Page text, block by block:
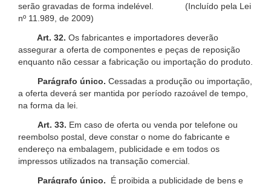
serão gravadas de forma indelével. (Incluído pela Lei
nº 11.989, de 2009)
Art. 32. Os fabricantes e importadores deverão
assegurar a oferta de componentes e peças de reposição
enquanto não cessar a fabricação ou importação do produto.
Parágrafo único. Cessadas a produção ou importação,
a oferta deverá ser mantida por período razoável de tempo,
na forma da lei.
Art. 33. Em caso de oferta ou venda por telefone ou
reembolso postal, deve constar o nome do fabricante e
endereço na embalagem, publicidade e em todos os
impressos utilizados na transação comercial.
Parágrafo único.
É proibida a publicidade de bens e